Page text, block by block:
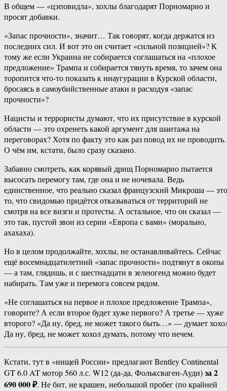
В общем — «цэповидла», хохлы благодарят Порномарио и
просят добавки.
«Запас прочности», значит… Так говорят, когда держатся из
последних сил. И вот это он считает «сильной позицией»? К
тому же если Украина не собирается соглашаться на «плохое
предложение» Трампа и собирается тянуть время, то зачем она
торопится что-то показать к инаугурации в Курской области,
бросаясь в самоубийственные атаки и расходуя «запас
прочности»?
Нацисты и террористы думают, что их присутствие в курской
области — это охренеть какой аргумент для шантажа на
переговорах? Хотя по факту это как раз повод их не проводить.
О чём им, кстати, было сразу сказано.
Забавно смотреть, как корявый дрищ Порномарио пытается
высосать перемогу там, где она и не ночевала. Ведь
единственное, что реально сказал французский Микроша — это
то, что свидомью придётся отказываться от территорий не
смотря на все визги и протесты. А остальное, что он сказал —
это так, пустой звон из серии «Европа с вами» (морально,
ахахаха).
Но в целом продолжайте, хохлы, не останавливайтесь. Сейчас
ещё восемнадцатилетний «запас прочности» подтянут в окопы
— а там, глядишь, и с шестнадцати в зелеюгенд можно будет
набирать. Там уже и перемога совсем рядом.
«Не соглашаться на первое и плохое предложение Трампа»,
говорите? А если второе будет хуже первого? А третье — хуже
второго? «Да ну, бред, не может такого быть…» — думает
Да ну, бред, не может хохол думать, потому что нечем.
Кстати, тут в «нищей России» предлагают Bentley Continental
GT 6.0 AT мотор 560 л.с. W12 (да-да, Фольксваген-Ауди)за 2
690 000 ₽. Не бит, не крашен, небольшой пробег (по крайней